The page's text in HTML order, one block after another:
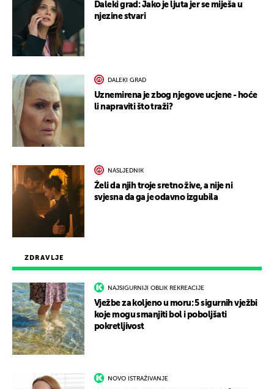
ZDRAVLJE
NAJSIGURNIJI OBLIK REKREACIJE
Vježbe za koljeno u moru: 5 sigurnih vježbi
koje mogu smanjiti bol i poboljšati
pokretljivost
NOVO ISTRAŽIVANJE
Daleki grad: Jako je ljuta jer se miješa u
njezine stvari
DALEKI GRAD
Uznemirena je zbog njegove ucjene - hoće
li napraviti što traži?
NASLJEDNIK
Želi da njih troje sretno žive, a nije ni
svjesna da ga je odavno izgubila